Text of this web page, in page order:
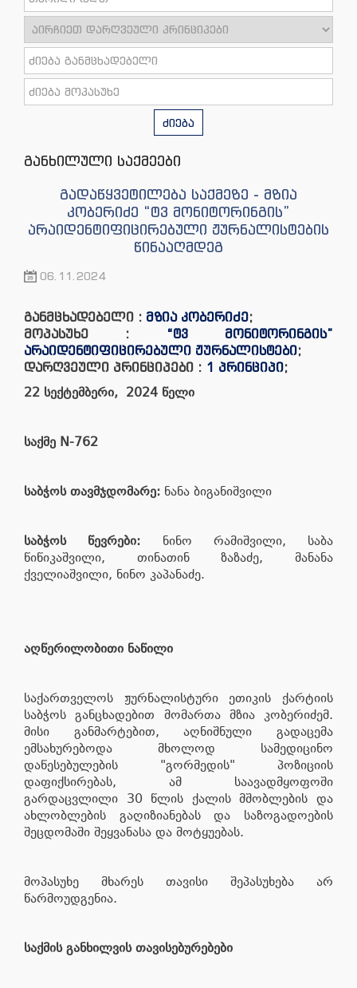
ძიება
განხილული საქმეები
გადაწყვეტილება საქმეზე - მზია
კობერიძე “ტვ მონიტორინგის”
არაიდენტიფიცირებული ჟურნალისტების
წინააღმდეგ
06.11.2024
განმცხადებელი : მზია კობერიძე;
მოპასუხე :
“ტვ მონიტორინგის”
არაიდენტიფიცირებული ჟურნალისტები;
დარღვეული პრინციპები : 1 პრინციპი;
22 სექტემბერი, 2024 წელი
საქმე N-762
საბჭოს თავმჯდომარე: ნანა ბიგანიშვილი
საბჭოს წევრები:
ნინო რამიშვილი, საბა
წიწიკაშვილი, თინათინ ზაზაძე, მანანა
ქველიაშვილი, ნინო კაპანაძე.
აღწერილობითი ნაწილი
საქართველოს ჟურნალისტური ეთიკის ქარტიის
საბჭოს განცხადებით მომართა მზია კობერიძემ.
მისი განმარტებით, აღნიშნული გადაცემა
ემსახურებოდა მხოლოდ სამედიცინო
დაწესებულების "გორმედის" პოზიციის
დაფიქსირებას, ამ საავადმყოფოში
გარდაცვლილი 30 წლის ქალის მშობლების და
ახლობლების გაღიზიანებას და საზოგადოების
შეცდომაში შეყვანასა და მოტყუებას.
მოპასუხე მხარეს თავისი შეპასუხება არ
წარმოუდგენია.
საქმის განხილვის თავისებურებები